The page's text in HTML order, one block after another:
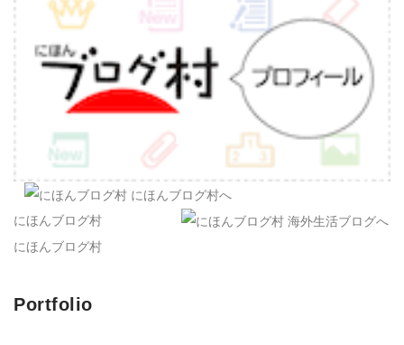
にほんブログ村
にほんブログ村
Portfolio